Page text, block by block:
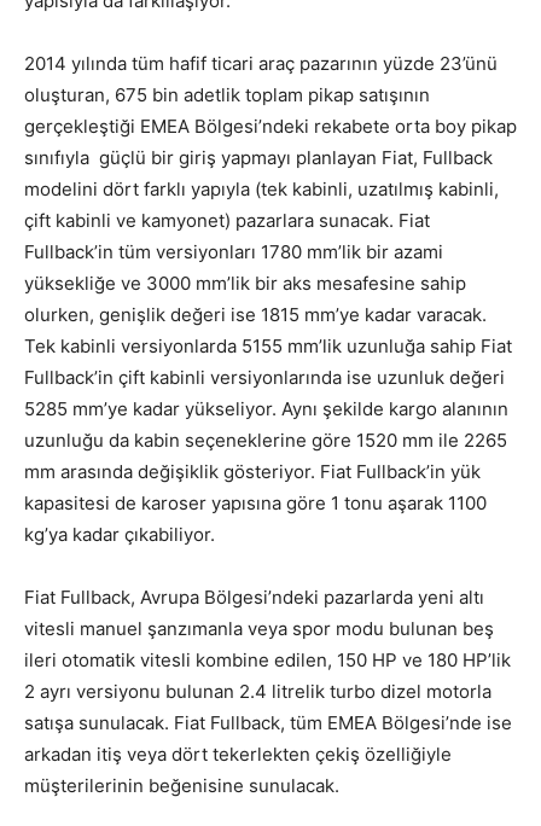
2014 yılında tüm hafif ticari araç pazarının yüzde 23’ünü
oluşturan, 675 bin adetlik toplam pikap satışının
gerçekleştiği EMEA Bölgesi’ndeki rekabete orta boy pikap
sınıfıyla güçlü bir giriş yapmayı planlayan Fiat, Fullback
modelini dört farklı yapıyla (tek kabinli, uzatılmış kabinli,
çift kabinli ve kamyonet) pazarlara sunacak. Fiat
Fullback’in tüm versiyonları 1780 mm’lik bir azami
yüksekliğe ve 3000 mm’lik bir aks mesafesine sahip
olurken, genişlik değeri ise 1815 mm’ye kadar varacak.
Tek kabinli versiyonlarda 5155 mm’lik uzunluğa sahip Fiat
Fullback’in çift kabinli versiyonlarında ise uzunluk değeri
5285 mm’ye kadar yükseliyor. Aynı şekilde kargo alanının
uzunluğu da kabin seçeneklerine göre 1520 mm ile 2265
mm arasında değişiklik gösteriyor. Fiat Fullback’in yük
kapasitesi de karoser yapısına göre 1 tonu aşarak 1100
kg’ya kadar çıkabiliyor.
Fiat Fullback, Avrupa Bölgesi’ndeki pazarlarda yeni altı
vitesli manuel şanzımanla veya spor modu bulunan beş
ileri otomatik vitesli kombine edilen, 150 HP ve 180 HP’lik
2 ayrı versiyonu bulunan 2.4 litrelik turbo dizel motorla
satışa sunulacak. Fiat Fullback, tüm EMEA Bölgesi’nde ise
arkadan itiş veya dört tekerlekten çekiş özelliğiyle
müşterilerinin beğenisine sunulacak.